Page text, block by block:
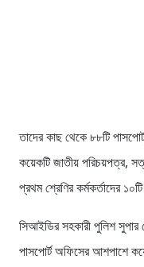
তাদের কাছ থেকে ৮৮টি
কয়েকটি জাতীয় পরিচয়পত্র,
প্রথম শ্রেণির কর্মকর্তাদের
সিআইডির সহকারী পুলিশ সুপার
পাসপোর্ট অফিসের আশপাশে